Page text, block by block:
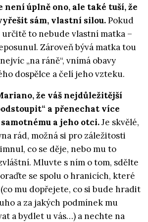
úplně ono, ale také tuší, že
sám, vlastní silou.Pokud
určitě to nebude vlastní matka –
Zároveň bývá matka tou
„na ráně“, vnímá obavy
dospělce a čelí jeho vzteku.
že váš nejdůležitější
a přenechat více
a jeho otci.Je skvělé,
rád, možná si pro záležitosti
co se děje, nebo mu to
Mluvte s ním o tom, sdělte
se spolu o hranicích, které
mu dopřejete, co si bude hradit
a za jakých podmínek mu
a bydlet u vás…) a nechte na